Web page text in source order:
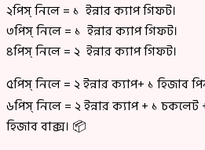
২পিস্ নিলে = ১ ইন্নার ক্যাপ গিফট।
৩পিস্ নিলে = ১ ইন্নার ক্যাপ গিফট।
৪পিস্ নিলে = ২ ইন্নার ক্যাপ গিফট।
৫পিস্ নিলে = ২ ইন্নার ক্যাপ+ ১ হিজাব
৬পিস্ নিলে = ২ ইন্নার ক্যাপ + ১
হিজাব বাক্স। 📦